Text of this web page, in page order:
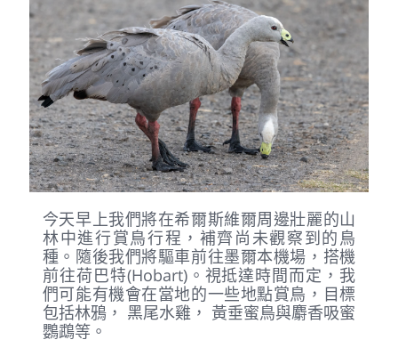
今天早上我們將在希爾斯維爾周邊壯麗的山
林中進行賞鳥行程，補齊尚未觀察到的鳥
種。隨後我們將驅車前往墨爾本機場，搭機
前往荷巴特(Hobart)。視抵達時間而定，我
們可能有機會在當地的一些地點賞鳥，目標
包括林鴉， 黑尾水雞， 黃垂蜜鳥與麝香吸蜜
鸚鵡等。